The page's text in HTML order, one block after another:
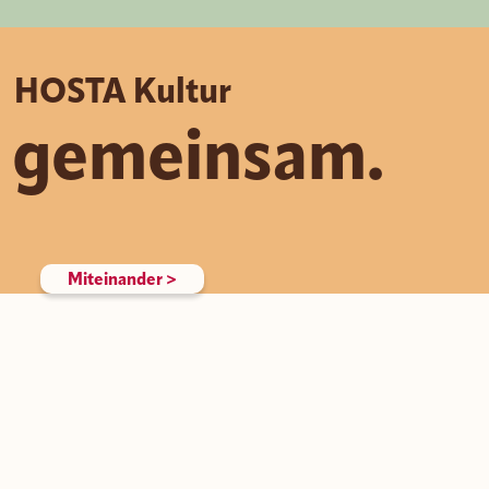
HOSTA Kultur
Miteinander >